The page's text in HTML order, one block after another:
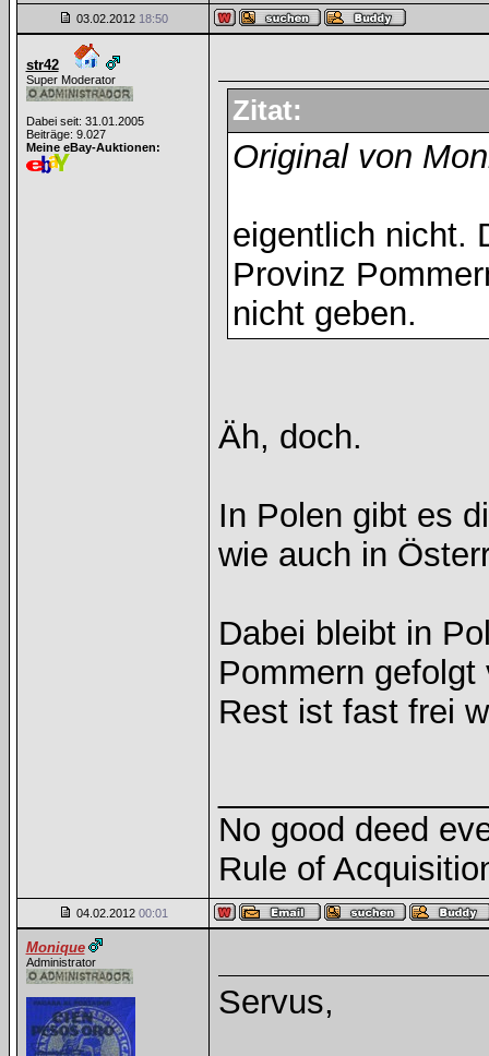
03.02.2012 18:50
str42
Super Moderator
Dabei seit: 31.01.2005
Beiträge: 9.027
Meine eBay-Auktionen:
Zitat:
Original von
eigentlich nicht.
Provinz
nicht geben.
Äh, doch.
In Polen gibt es
wie auch in
Dabei bleibt in
Pommern gefolgt
Rest ist fast frei
No good deed
Rule of
04.02.2012 00:01
Monique
Administrator
Servus,